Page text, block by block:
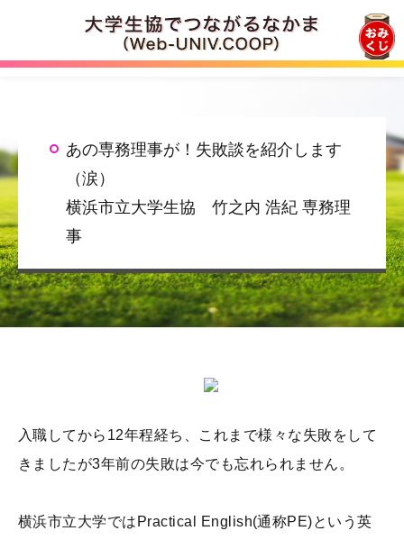
あの専務理事が！失敗談を紹介します
（涙）
横浜市立大学生協 竹之内 浩紀 専務理
事
入職してから12年程経ち、これまで様々な失敗をして
きましたが3年前の失敗は今でも忘れられません。
横浜市立大学ではPractical English(通称PE)という英